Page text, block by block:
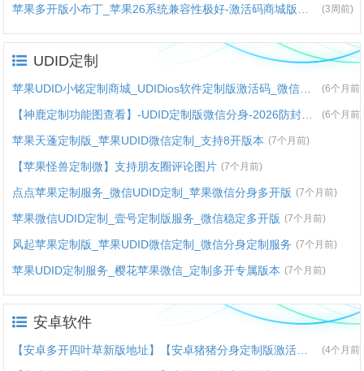
苹果多开版小布丁_苹果26系统兼容性极好-激活码商城版本震撼来袭 (3周前)
UDID定制
苹果UDID小铭定制商城_UDIDios软件定制版激活码_微信多开定制版 (6个月前)
【神鹿定制功能图查看】-UDID定制版微信分身-2026防封版苹果定制V (6个月前)
苹果天蓬定制版_苹果UDID微信定制_支持8开版本 (7个月前)
【苹果怪兽定制微】支持朋友圈评论图片 (7个月前)
点点苹果定制服务_微信UDID定制_苹果微信分身多开版 (7个月前)
苹果微信UDID定制_壹号定制版服务_微信稳定多开版 (7个月前)
风起苹果定制版_苹果UDID微信定制_微信分身定制服务 (7个月前)
苹果UDID定制服务_樱花苹果微信_定制多开专属版本 (7个月前)
安卓软件
【安卓多开四叶草新版地址】【安卓猪猪分身定制版激活码授权】 (4个月前)